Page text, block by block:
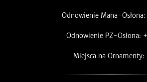
Odnowienie Mana-
Odnowienie PZ-Osłona:
Miejsca na Ornamenty: